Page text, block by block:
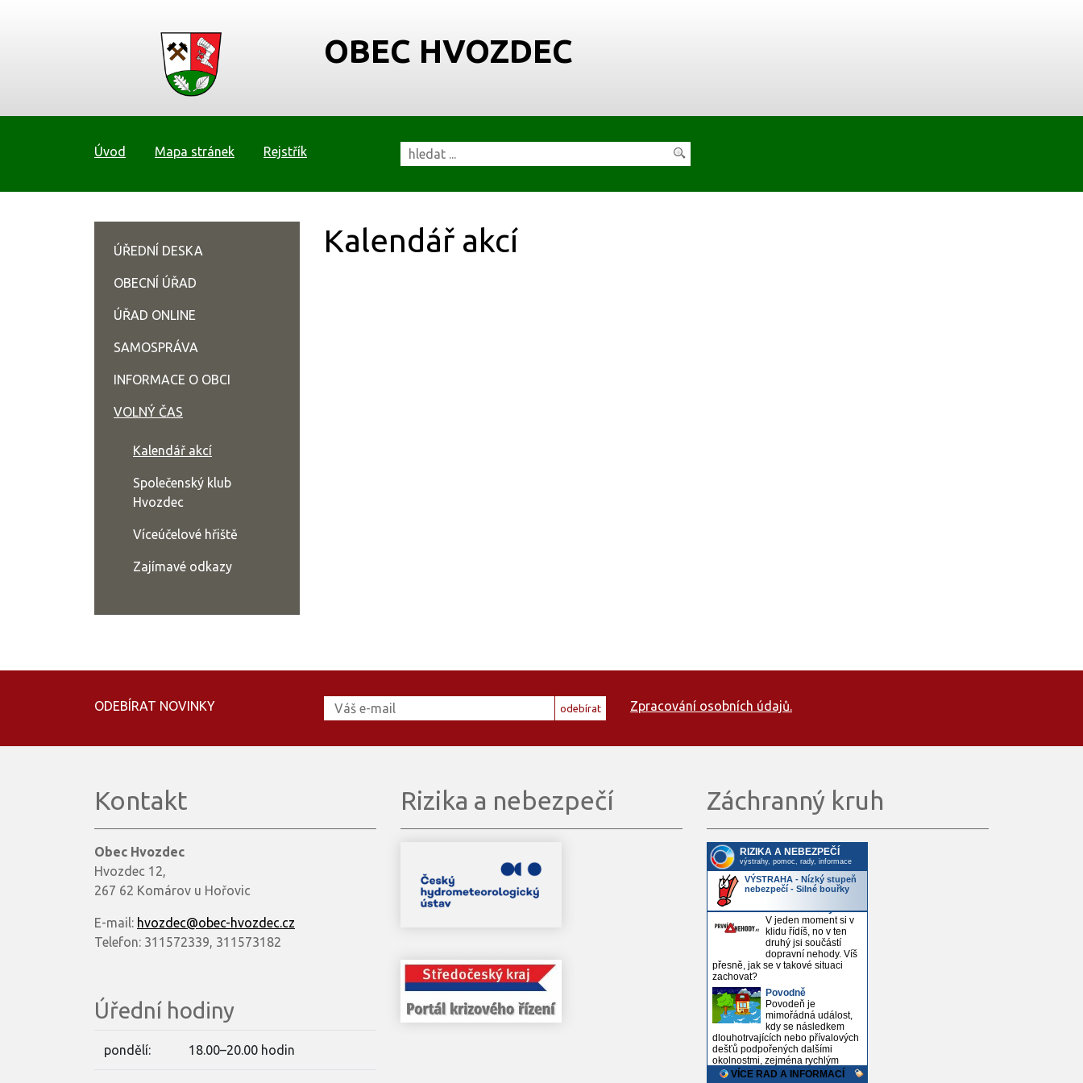
OBEC HVOZDEC
Úvod Mapa stránek Rejstřík
Kalendář akcí
ÚŘEDNÍ DESKA
OBECNÍ ÚŘAD
ÚŘAD ONLINE
SAMOSPRÁVA
INFORMACE O OBCI
VOLNÝ ČAS
Kalendář akcí
Společenský klub
Hvozdec
Víceúčelové hřiště
Zajímavé odkazy
ODEBÍRAT NOVINKY odebírat Zpracování osobních údajů.
Kontakt
Obec Hvozdec
Hvozdec 12,
267 62 Komárov u Hořovic
E-mail: hvozdec@obec-hvozdec.cz
Telefon: 311572339, 311573182
Úřední hodiny
pondělí: 18.00–20.00 hodin
Rizika a nebezpečí Záchranný kruh